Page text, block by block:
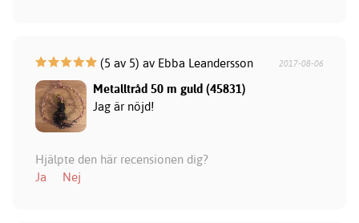
(5 av 5) av Ebba Leandersson 2017-08-06
Metalltråd 50 m guld (45831)
Jag är nöjd!
Hjälpte den här recensionen dig?
Ja
Nej